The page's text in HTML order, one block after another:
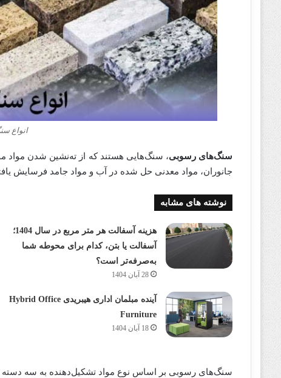
انواع
سنگ‌های رسوبی، سنگ‌هایی هستند که از ته‌نشین شدن مواد
جانوران، مواد معدنی حل شده در آب و مواد جامد فرسایش
نوشته های مشابه
هزینه آسفالت هر متر مربع در سال 1404؛
آسفالت یا بتن، کدام برای محوطه شما
به‌صرفه‌تر است؟
28 آبان 1404
آینده مبلمان اداری هیبریدی Hybrid Office
Furniture
18 آبان 1404
سنگ‌های رسوبی بر اساس نوع مواد تشکیل‌دهنده به سه